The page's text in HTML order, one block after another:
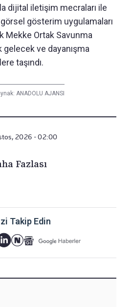
dijital iletişim mecraları ile
gösterim uygulamaları
Mekke Ortak Savunma
gelecek ve dayanışma
taşındı.
ANADOLU AJANSI
2026 - 02:00
Fazlası
Takip Edin